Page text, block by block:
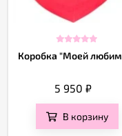
Коробка "Моей
5 950₽
В корзину